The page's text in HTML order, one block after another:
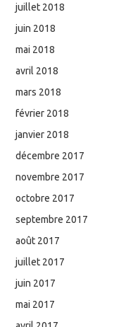
juillet 2018
juin 2018
mai 2018
avril 2018
mars 2018
février 2018
janvier 2018
décembre 2017
novembre 2017
octobre 2017
septembre 2017
août 2017
juillet 2017
juin 2017
mai 2017